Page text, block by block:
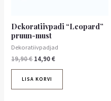
Dekoratiivpadi “Leopard”
pruun-must
Dekoratiivpadjad
19,90€ 14,90€
LISA KORVI